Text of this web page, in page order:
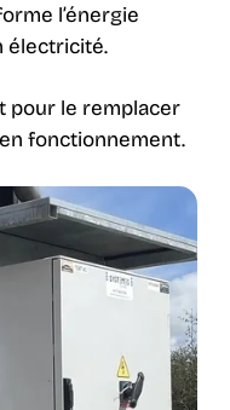
l’énergie
électricité.
pour le remplacer
fonctionnement.